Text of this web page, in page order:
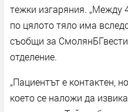
тежки изгаряния. „Между
по цялото тяло има
съобщи за
отделение.
„Пациентът е контактен,
което се наложи да